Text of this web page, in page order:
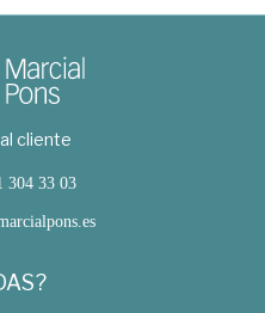
cliente
304 33 03